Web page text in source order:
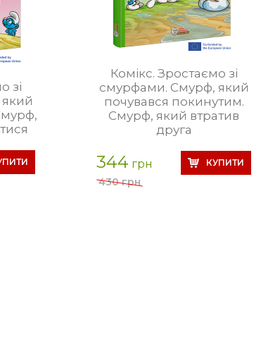
зі
Комікс. Зростаємо зі
смурфами. Смурф, який
почувався покинутим.
Смурф, який втратив
друга
344 грн
430 грн